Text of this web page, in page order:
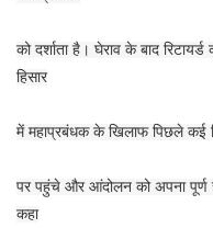
को दर्शाता है। घेराव के बाद
हिसार
में महाप्रबंधक के खिलाफ पिछले कई
पर पहुंचे और आंदोलन को अपना पूर्ण
कहा